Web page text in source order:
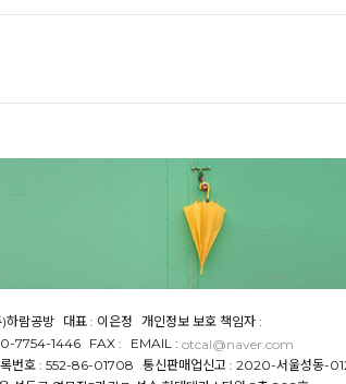
하람공방 대표 : 이은정
개인정보 보호 책임자 :
7754-1446
FAX : EMAIL :otcal@naver.com
록번호 : 552-86-01708
통신판매업신고 : 2020-서울성동-